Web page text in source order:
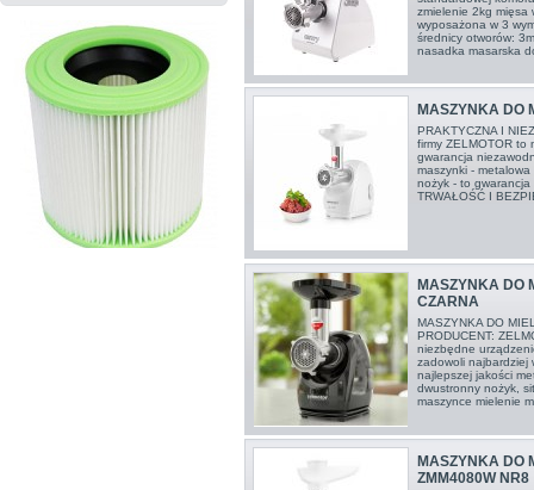
zmielenie 2kg mięsa
wyposażona w 3
średnicy otworów:
nasadka masarska
MASZYNKA DO
PRAKTYCZNA I
firmy ZELMOTOR to
gwarancja
maszynki -
nożyk - to
TRWAŁOŚĆ I
MASZYNKA DO
CZARNA
MASZYNKA DO
PRODUCENT:
niezbędne
zadowoli najbardziej
najlepszej jakości
dwustronny nożyk,
maszynce mielenie
MASZYNKA DO
ZMM4080W NR8